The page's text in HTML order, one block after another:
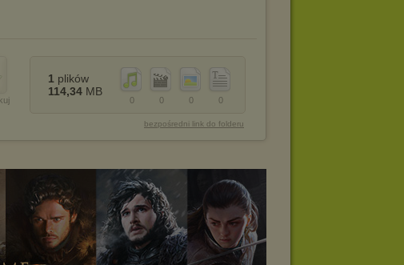
0
0
0
0
1 plików
114,34 MB
bezpośredni link do folderu